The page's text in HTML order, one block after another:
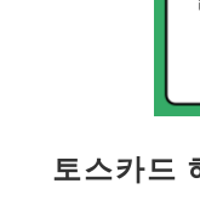
토스카드